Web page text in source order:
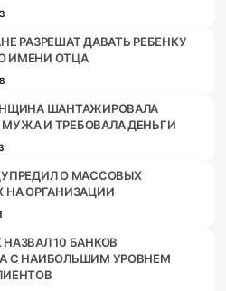
РАЗРЕШАТ ДАВАТЬ РЕБЕНКУ
ИМЕНИ ОТЦА
ШАНТАЖИРОВАЛА
И ТРЕБОВАЛА ДЕНЬГИ
О МАССОВЫХ
НА ОРГАНИЗАЦИИ
10 БАНКОВ
С НАИБОЛЬШИМ УРОВНЕМ